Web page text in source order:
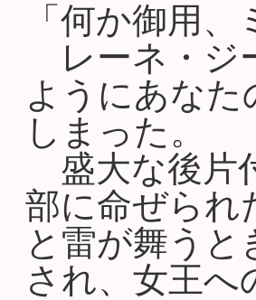
「何か御用
レーネ・ジ
ようにあな
しまった。
盛大な後片
部に命ぜられ
と雷が舞う
され、女王へ